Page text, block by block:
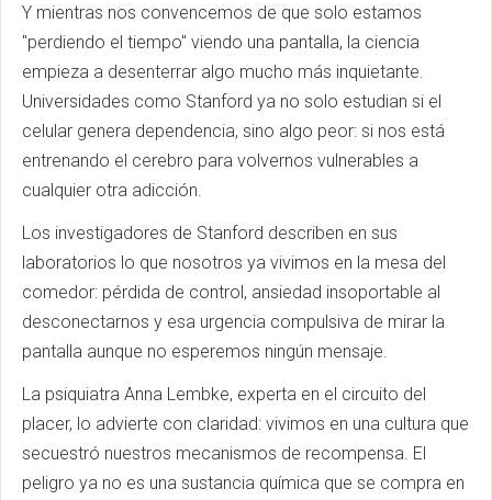
Y mientras nos convencemos de que solo estamos
"perdiendo el tiempo" viendo una pantalla, la ciencia
empieza a desenterrar algo mucho más inquietante.
Universidades como Stanford ya no solo estudian si el
celular genera dependencia, sino algo peor: si nos está
entrenando el cerebro para volvernos vulnerables a
cualquier otra adicción.
Los investigadores de Stanford describen en sus
laboratorios lo que nosotros ya vivimos en la mesa del
comedor: pérdida de control, ansiedad insoportable al
desconectarnos y esa urgencia compulsiva de mirar la
pantalla aunque no esperemos ningún mensaje.
La psiquiatra Anna Lembke, experta en el circuito del
placer, lo advierte con claridad: vivimos en una cultura que
secuestró nuestros mecanismos de recompensa. El
peligro ya no es una sustancia química que se compra en